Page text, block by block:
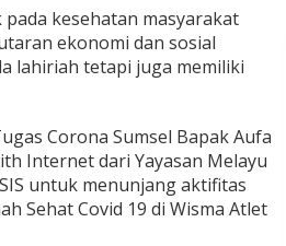
kesehatan masyarakat
ekonomi dan sosial
lahiriah tetapi juga memiliki
Corona Sumsel Bapak Aufa
Internet dari Yayasan Melayu
untuk menunjang aktifitas
Sehat Covid 19 di Wisma Atlet